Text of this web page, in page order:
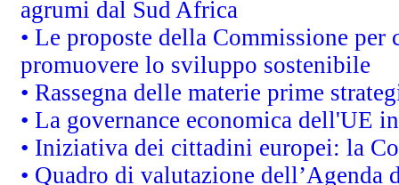
agrumi dal Sud Africa
• Le proposte della Commissione
promuovere lo sviluppo sostenibile
• Rassegna delle materie prime
• La governance economica dell'UE
• Iniziativa dei cittadini europei: la
• Quadro di valutazione